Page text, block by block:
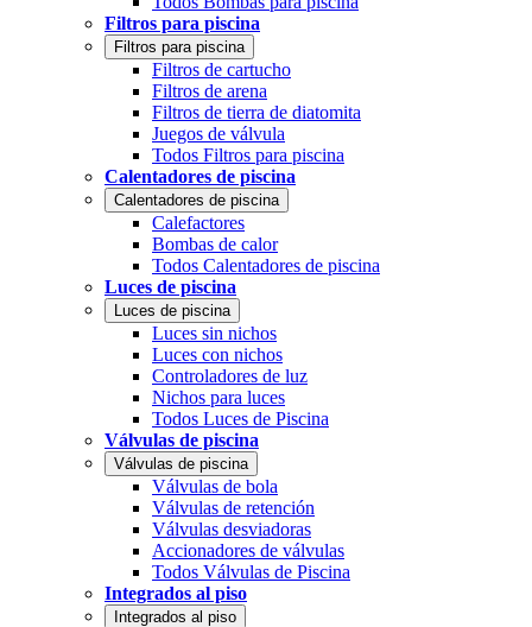
Filtros para piscina
Filtros para piscina
Filtros de cartucho
Filtros de arena
Filtros de tierra de diatomita
Juegos de válvula
Todos Filtros para piscina
Calentadores de piscina
Calentadores de piscina
Calefactores
Bombas de calor
Todos Calentadores de piscina
Luces de piscina
Luces de piscina
Luces sin nichos
Luces con nichos
Controladores de luz
Nichos para luces
Todos Luces de Piscina
Válvulas de piscina
Válvulas de piscina
Válvulas de bola
Válvulas de retención
Válvulas desviadoras
Accionadores de válvulas
Todos Válvulas de Piscina
Integrados al piso
Integrados al piso